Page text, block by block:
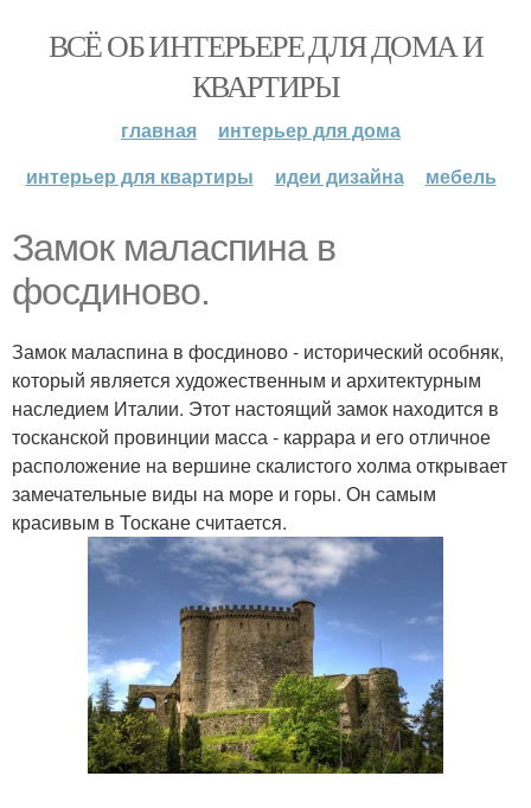
ВСЁ ОБ ИНТЕРЬЕРЕ ДЛЯ ДОМА И
КВАРТИРЫ
главная
интерьер для дома
интерьер для квартиры
идеи дизайна мебель
Замок маласпина в
фосдиново.
Замок маласпина в фосдиново - исторический особняк,
который является художественным и архитектурным
наследием Италии. Этот настоящий замок находится в
тосканской провинции масса - каррара и его отличное
расположение на вершине скалистого холма открывает
замечательные виды на море и горы. Он самым
красивым в Тоскане считается.